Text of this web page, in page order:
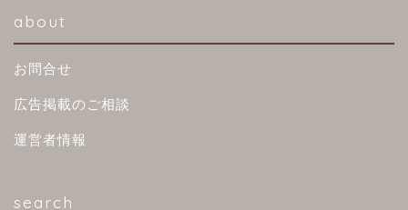
about
お問合せ
広告掲載のご相談
運営者情報
search